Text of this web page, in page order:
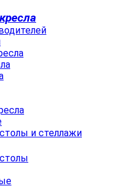
и стеллажи